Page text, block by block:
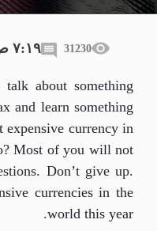
٧:١٩ ص 31230
about something
and learn something
expensive currency in
Most of you will not
Don’t give up.
currencies in the
world this year.